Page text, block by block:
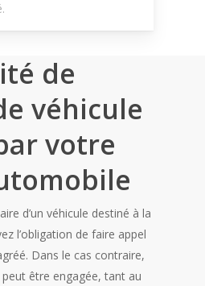
de
véhicule
votre
d’un véhicule destiné à la
l’obligation de faire appel
Dans le cas contraire,
être engagée, tant au